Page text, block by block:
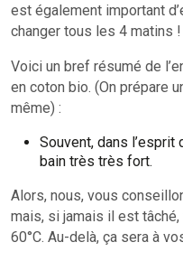
est également important
changer tous les 4 matins !
Voici un bref résumé de
en coton bio. (On prépare
même) :
Souvent, dans
bain très très fort.
Alors, nous, vous
mais, si jamais il est
60°C. Au-delà, ça sera à